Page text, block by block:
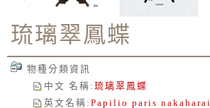
琉璃翠鳳蝶
物種分類資訊
中文 名稱 : 琉璃翠鳳蝶
英文名稱 : Papilio paris nakaharai